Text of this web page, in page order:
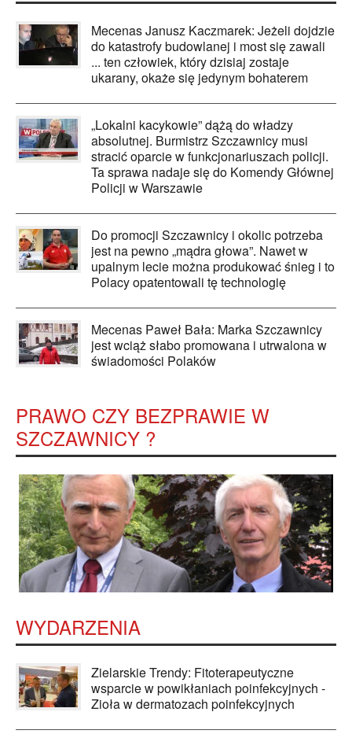
Mecenas Janusz Kaczmarek: Jeżeli dojdzie
do katastrofy budowlanej i most się zawali
... ten człowiek, który dzisiaj zostaje
ukarany, okaże się jedynym bohaterem
„Lokalni kacykowie” dążą do władzy
absolutnej. Burmistrz Szczawnicy musi
stracić oparcie w funkcjonariuszach policji.
Ta sprawa nadaje się do Komendy Głównej
Policji w Warszawie
Do promocji Szczawnicy i okolic potrzeba
jest na pewno „mądra głowa”. Nawet w
upalnym lecie można produkować śnieg i to
Polacy opatentowali tę technologię
Mecenas Paweł Bała: Marka Szczawnicy
jest wciąż słabo promowana i utrwalona w
świadomości Polaków
PRAWO CZY BEZPRAWIE W
SZCZAWNICY ?
WYDARZENIA
Zielarskie Trendy: Fitoterapeutyczne
wsparcie w powikłaniach poinfekcyjnych -
Zioła w dermatozach poinfekcyjnych